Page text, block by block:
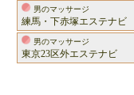
男のマッサージ
練馬・下赤塚エステナビ
男のマッサージ
東京23区外エステナビ